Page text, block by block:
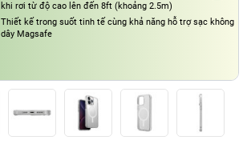
khi rơi từ độ cao lên đến 8ft (khoảng 2.5m)
Thiết kế trong suốt tinh tế cùng khả năng hỗ trợ sạc không
dây Magsafe